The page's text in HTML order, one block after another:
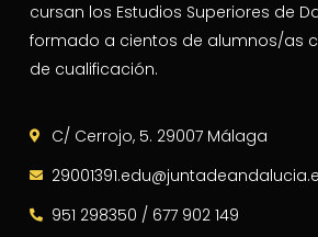
cursan los Estudios Superiores de
formado a cientos de alumnos/as
de cualificación.
C/ Cerrojo, 5. 29007 Málaga
951 298350 / 677 902 149